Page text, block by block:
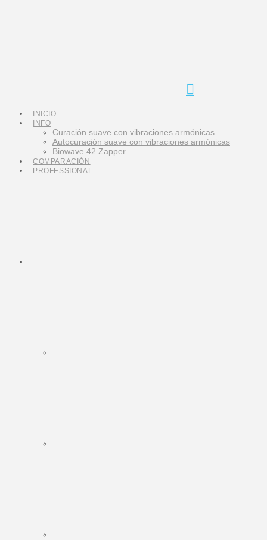
INICIO
INFO
Curación suave con vibraciones armónicas
Autocuración suave con vibraciones armónicas
Biowave 42 Zapper
COMPARACIÓN
PROFESSIONAL